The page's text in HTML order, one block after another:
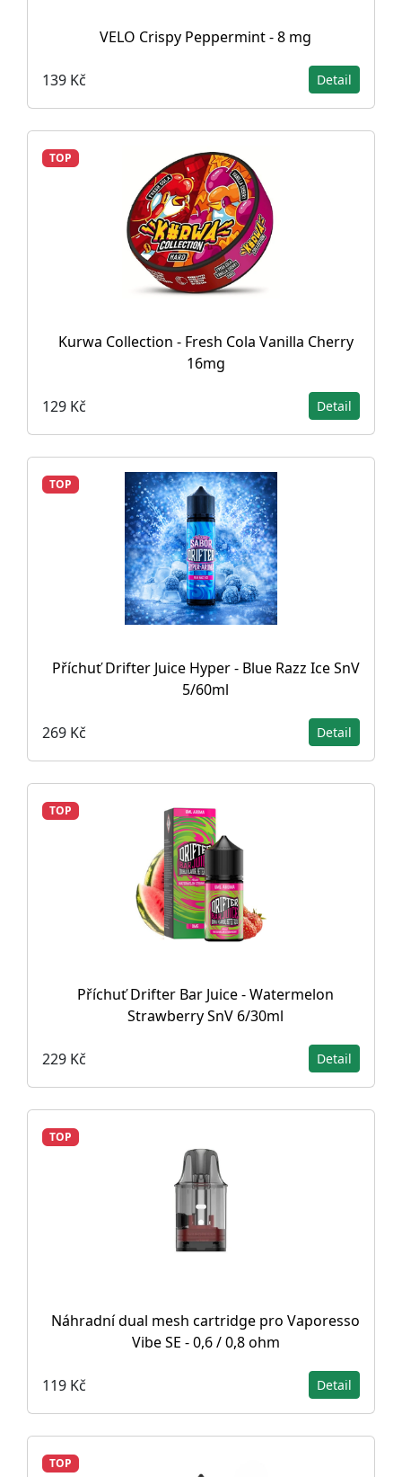
VELO Crispy Peppermint - 8 mg
139 Kč Detail
TOP
Kurwa Collection - Fresh Cola Vanilla Cherry
16mg
129 Kč Detail
TOP
Příchuť Drifter Juice Hyper - Blue Razz Ice SnV
5/60ml
269 Kč Detail
TOP
Příchuť Drifter Bar Juice - Watermelon
Strawberry SnV 6/30ml
229 Kč Detail
TOP
Náhradní dual mesh cartridge pro Vaporesso
Vibe SE - 0,6 / 0,8 ohm
119 Kč Detail
TOP